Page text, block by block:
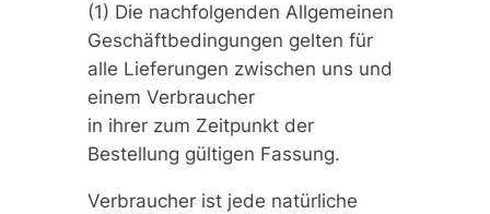
(1) Die nachfolgenden Allgemeinen
Geschäftbedingungen gelten für
alle Lieferungen zwischen uns und
einem Verbraucher
in ihrer zum Zeitpunkt der
Bestellung gültigen Fassung.
Verbraucher ist jede natürliche